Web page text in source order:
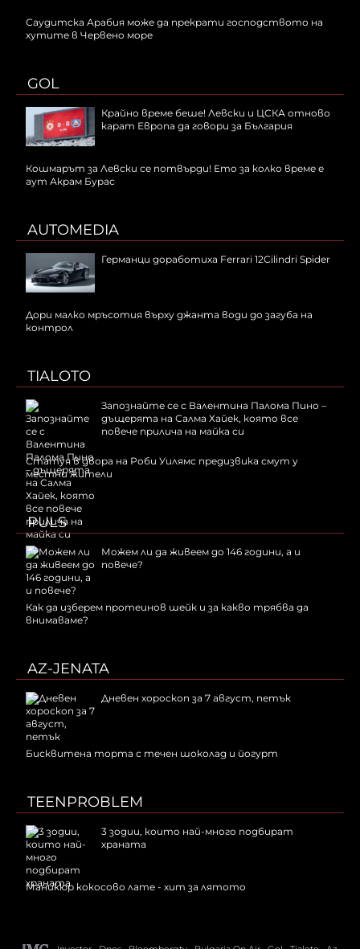
Саудитска Арабия може да прекрати господството на
хутите в Червено море
GOL
Крайно време беше! Левски и ЦСКА отново
карат Европа да говори за България
Кошмарът за Левски се потвърди! Ето за колко време е
аут Акрам Бурас
AUTOMEDIA
Германци доработиха Ferrari 12Cilindri Spider
Дори малко мръсотия върху джанта води до загуба на
контрол
TIALOTO
Запознайте се с Валентина Палома Пино –
дъщерята на Салма Хайек, която все
повече прилича на майка си
Статуя в двора на Роби Уилямс предизвика смут у
местни жители
PULS
Можем ли да живеем до 146 години, а и
повече?
Как да изберем протеинов шейк и за какво трябва да
внимаваме?
AZ-JENATA
Дневен хороскоп за 7 август, петък
Бисквитена торта с течен шоколад и йогурт
TEENPROBLEM
3 зодии, които най-много подбират
храната
Маникюр кокосово лате - хит за лятото